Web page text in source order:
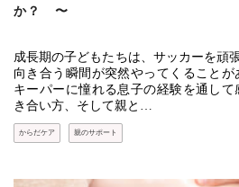
か？ 〜
成長期の子どもたちは、サッカーを頑
向き合う瞬間が突然やってくること
キーパーに憧れる息子の経験を通し
き合い方、そして親と…
からだケア 親のサポート